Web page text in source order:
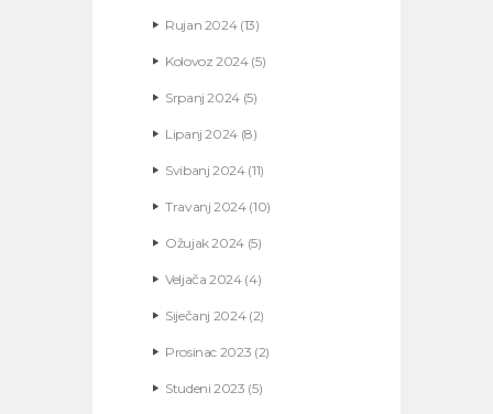
Rujan 2024(13)
Kolovoz2024(5)
Srpanj2024 (5)
Lipanj2024 (8)
Svibanj2024(11)
Travanj2024(10)
Ožujak2024 (5)
Veljača2024(4)
Siječanj 2024(2)
Prosinac 2023 (2)
Studeni2023 (5)